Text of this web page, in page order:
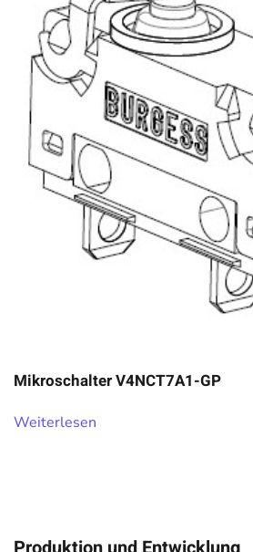
Mikroschalter V4NCT7A1-GP
Weiterlesen